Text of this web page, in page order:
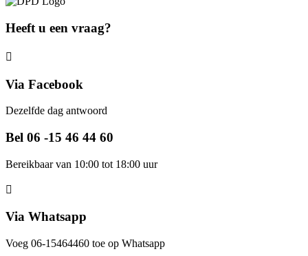
Heeft u een vraag?
Via Facebook
Dezelfde dag antwoord
Bel 06 -15 46 44 60
Bereikbaar van 10:00 tot 18:00 uur
Via Whatsapp
Voeg 06-15464460 toe op Whatsapp